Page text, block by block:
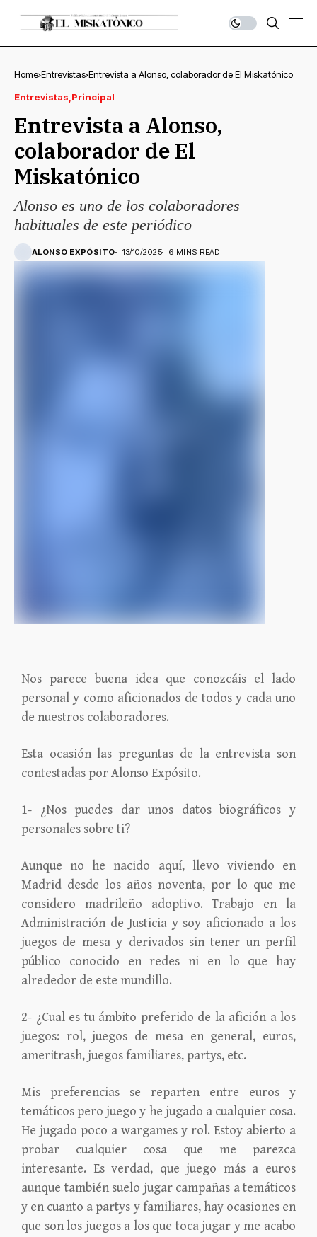
Home Entrevistas Entrevista a Alonso, colaborador de El Miskatónico
Entrevistas Principal
Entrevista a Alonso,
colaborador de El
Miskatónico
Alonso es uno de los colaboradores
habituales de este periódico
ALONSO EXPÓSITO 13/10/2025 6 MINS READ
Nos parece buena idea que conozcáis el lado
personal y como aficionados de todos y cada uno
de nuestros colaboradores.
Esta ocasión las preguntas de la entrevista son
contestadas por Alonso Expósito.
1- ¿Nos puedes dar unos datos biográficos y
personales sobre ti?
Aunque no he nacido aquí, llevo viviendo en
Madrid desde los años noventa, por lo que me
considero madrileño adoptivo. Trabajo en la
Administración de Justicia y soy aficionado a los
juegos de mesa y derivados sin tener un perfil
público conocido en redes ni en lo que hay
alrededor de este mundillo.
2- ¿Cual es tu ámbito preferido de la afición a los
juegos: rol, juegos de mesa en general, euros,
ameritrash, juegos familiares, partys, etc.
Mis preferencias se reparten entre euros y
temáticos pero juego y he jugado a cualquier cosa.
He jugado poco a wargames y rol. Estoy abierto a
probar cualquier cosa que me parezca
interesante. Es verdad, que juego más a euros
aunque también suelo jugar campañas a temáticos
y en cuanto a partys y familiares, hay ocasiones en
que son los juegos a los que toca jugar y me acabo